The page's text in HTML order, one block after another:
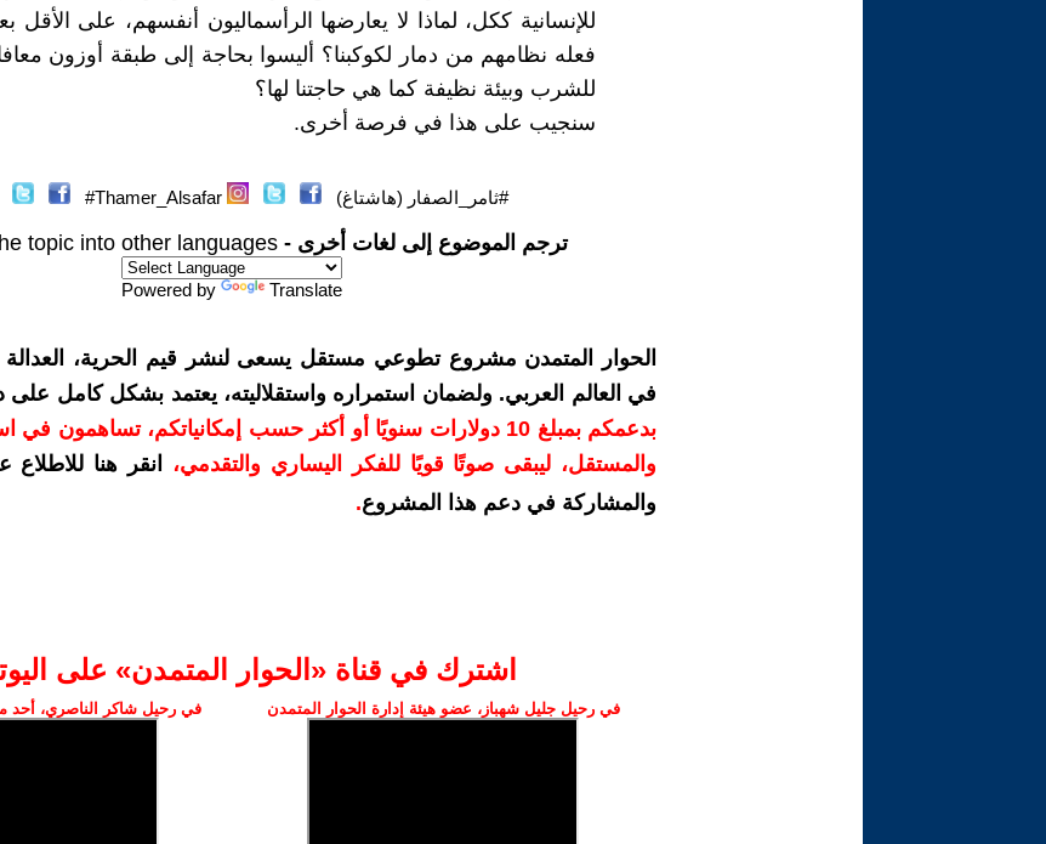
للإنسانية ككل، لماذا لا يعارضها الرأسماليون أنفسهم، على الأقل
فعله نظامهم من دمار لكوكبنا؟ أليسوا بحاجة إلى طبقة أوزون
للشرب وبيئة نظيفة كما هي حاجتنا لها؟
سنجيب على هذا في فرصة أخرى.
#ثامر_الصفار (هاشتاغ) Thamer_Alsafar#
ترجم الموضوع إلى لغات أخرى - topic into other languages
Powered by Translate
الحوار المتمدن مشروع تطوعي مستقل يسعى لنشر قيم الحرية، العدالة
في العالم العربي. ولضمان استمراره واستقلاليته، يعتمد بشكل كامل
بدعمكم بمبلغ 10 دولارات سنويًا أو أكثر حسب إمكانياتكم، تساهمون
والمستقل، ليبقى صوتًا قويًا للفكر اليساري والتقدمي،
انقر هنا
والمشاركة في دعم هذا المشروع.
اشترك في قناة ‫«الحوار المتمدن» على
في رحيل جليل شهباز، عضو هيئة إدارة الحوار المتمدن في رحيل شاكر الناصري، أحد